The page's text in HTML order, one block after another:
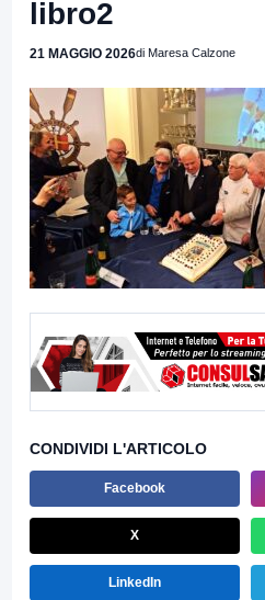
libro2
21 MAGGIO 2026di Maresa Calzone
CONDIVIDI L'ARTICOLO
Facebook
X
LinkedIn